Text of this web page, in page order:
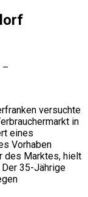
–
versuchte
in
eines
Vorhaben
des Marktes, hielt
35-Jährige